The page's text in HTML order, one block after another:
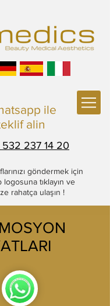
ile
alin
237 14 20
göndermek için
logosuna tıklayın ve
rahatça ulaşın !